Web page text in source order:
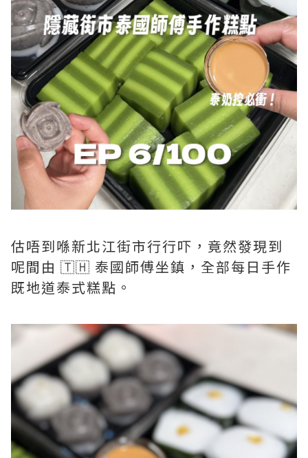
估唔到喺新北江街市行行吓，竟然發現到
呢間由 🇹🇭 泰國師傅坐鎮，全部每日手作
既地道泰式糕點。